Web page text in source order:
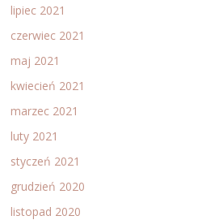
lipiec 2021
czerwiec 2021
maj 2021
kwiecień 2021
marzec 2021
luty 2021
styczeń 2021
grudzień 2020
listopad 2020